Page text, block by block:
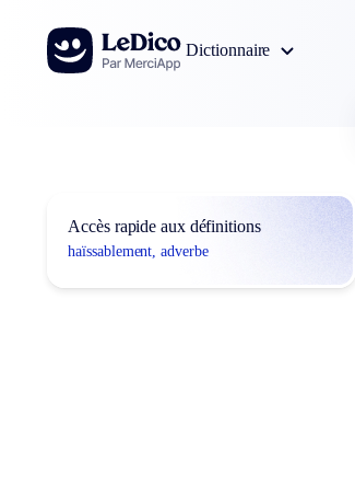
Aller au contenu
Dictionnaire
Accès rapide aux définitions
haïssablement, adverbe